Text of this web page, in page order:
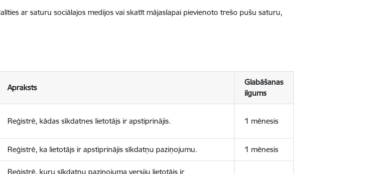
ar saturu sociālajos medijos vai skatīt mājaslapai pievienoto trešo pušu saturu,
Apraksts
Glabāšanas
ilgums
Reģistrē, kādas sīkdatnes lietotājs ir apstiprinājis. 1 mēnesis
Reģistrē, ka lietotājs ir apstiprinājis sīkdatņu paziņojumu. 1 mēnesis
Reģistrē, kuru sīkdatņu paziņojuma versiju lietotājs ir